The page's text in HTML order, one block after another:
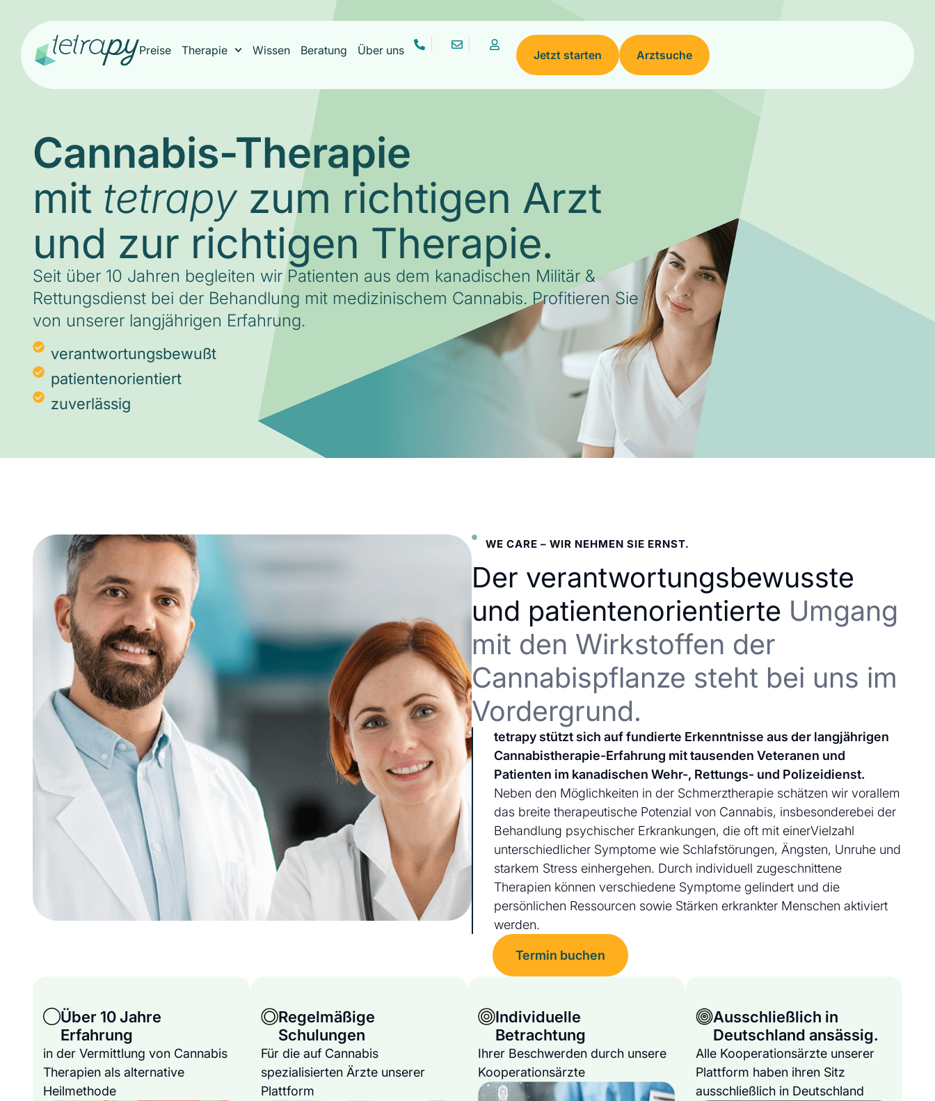
Preise Therapie Wissen Beratung Über uns Jetzt starten Arztsuche
Cannabis-Therapie
mit tetrapyzum richtigen Arzt
und zur richtigen Therapie.
Seit über 10 Jahren begleiten wir Patienten aus dem kanadischen Militär &
Rettungsdienst bei der Behandlung mit medizinischem Cannabis. Profitieren Sie
von unserer langjährigen Erfahrung.
verantwortungsbewußt
patientenorientiert
zuverlässig
WE CARE – WIR NEHMEN SIE ERNST.
Der verantwortungsbewusste
und patientenorientierte Umgang
mit den Wirkstoffen der
Cannabispflanze steht bei uns im
Vordergrund.
tetrapy stützt sich auf fundierte Erkenntnisse aus der langjährigen
Cannabistherapie-Erfahrung mit tausenden Veteranen und
Patienten im kanadischen Wehr-, Rettungs- und Polizeidienst.
Neben den Möglichkeiten in der Schmerztherapie schätzen wir vorallem
das breite therapeutische Potenzial von Cannabis, insbesonderebei der
Behandlung psychischer Erkrankungen, die oft mit einerVielzahl
unterschiedlicher Symptome wie Schlafstörungen, Ängsten, Unruhe und
starkem Stress einhergehen. Durch individuell zugeschnittene
Therapien können verschiedene Symptome gelindert und die
persönlichen Ressourcen sowie Stärken erkrankter Menschen aktiviert
werden.
Termin buchen
Über 10 Jahre
Erfahrung
in der Vermittlung von Cannabis
Therapien als alternative
Heilmethode
Regelmäßige
Schulungen
Für die auf Cannabis
spezialisierten Ärzte unserer
Plattform
Individuelle
Betrachtung
Ihrer Beschwerden durch unsere
Kooperationsärzte
Ausschließlich in
Deutschland ansässig.
Alle Kooperationsärzte unserer
Plattform haben ihren Sitz
ausschließlich in Deutschland